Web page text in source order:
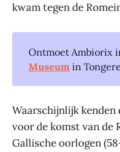
kwam tegen de
Ontmoet Ambiorix
Museum in
Waarschijnlijk kenden
voor de komst van de
Gallische oorlogen